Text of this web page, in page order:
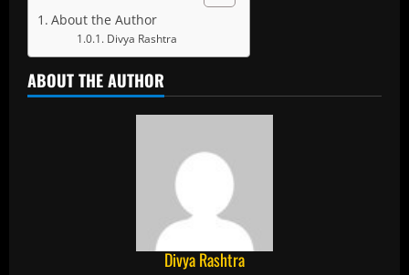
About the Author
Divya Rashtra
ABOUT THE AUTHOR
Divya Rashtra